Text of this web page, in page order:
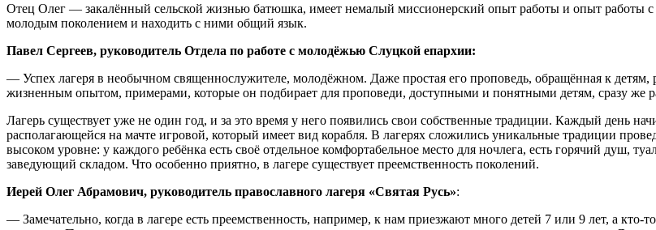
Отец Олег — закалённый сельской жизнью батюшка, имеет немалый миссионерский опыт работы и опыт работы
молодым поколением и находить с ними общий язык.
Павел Сергеев, руководитель Отдела по работе с молодёжью Слуцкой епархии:
— Успех лагеря в необычном священнослужителе, молодёжном. Даже простая его проповедь, обращённая к
жизненным опытом, примерами, которые он подбирает для проповеди, доступными и понятными детям, сразу же
Лагерь существует уже не один год, и за это время у него появились свои собственные традиции. Каждый день
располагающейся на мачте игровой, который имеет вид корабля. В лагерях сложились уникальные традиции
высоком уровне: у каждого ребёнка есть своё отдельное комфортабельное место для ночлега, есть горячий душ,
заведующий складом. Что особенно приятно, в лагере существует преемственность поколений.
Иерей Олег Абрамович, руководитель православного лагеря «Святая Русь»:
— Замечательно, когда в лагере есть преемственность, например, к нам приезжают много детей 7 или 9 лет, а кто-